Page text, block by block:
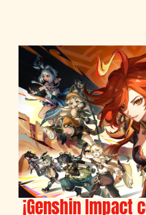
¡Genshin Impact